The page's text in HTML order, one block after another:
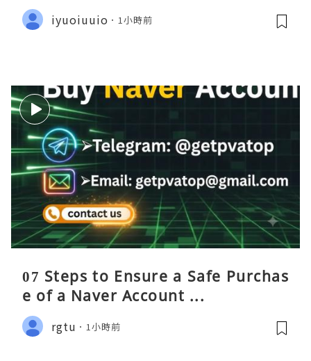
iyuoiuuio 1小時前
07 Steps to Ensure a Safe Purchas
e of a Naver Account ...
rgtu 1小時前